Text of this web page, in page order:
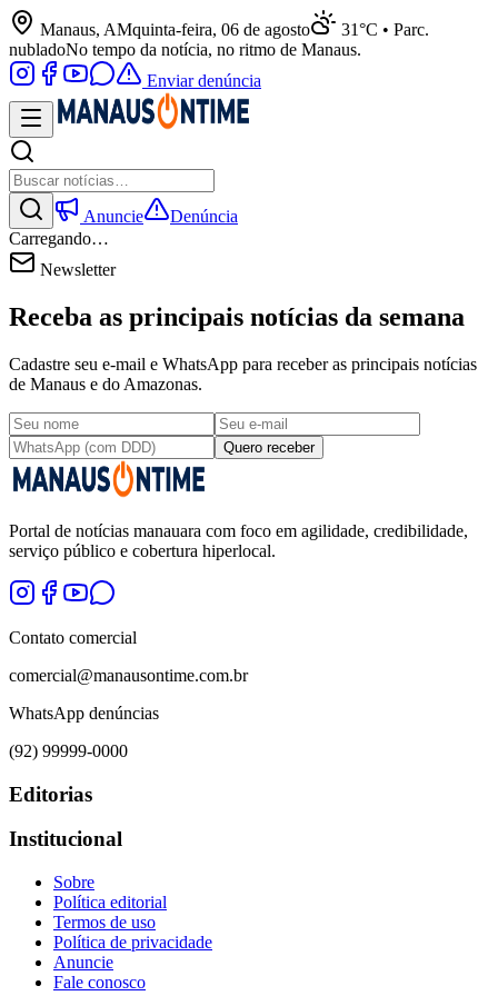
Manaus, AMquinta-feira, 06 de agosto
31°C • Parc.
nubladoNo tempo da notícia, no ritmo de Manaus.
Enviar denúncia
Anuncie
Denúncia
Carregando…
Newsletter
Receba as principais notícias da semana
Cadastre seu e-mail e WhatsApp para receber as principais notícias
de Manaus e do Amazonas.
Quero receber
Portal de notícias manauara com foco em agilidade, credibilidade,
serviço público e cobertura hiperlocal.
Contato comercial
comercial@manausontime.com.br
WhatsApp denúncias
(92) 99999-0000
Editorias
Institucional
Sobre
Política editorial
Termos de uso
Política de privacidade
Anuncie
Fale conosco